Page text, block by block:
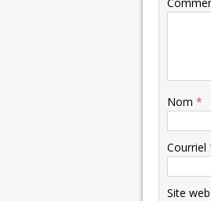
Nom *
Courriel
Site web